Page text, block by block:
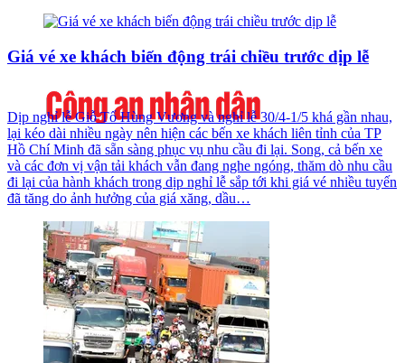
Giá vé xe khách biến động trái chiều trước dịp lễ
Dịp nghỉ lễ Giỗ Tổ Hùng Vương và nghỉ lễ 30/4-1/5 khá gần nhau,
lại kéo dài nhiều ngày nên hiện các bến xe khách liên tỉnh của TP
Hồ Chí Minh đã sẵn sàng phục vụ nhu cầu đi lại. Song, cả bến xe
và các đơn vị vận tải khách vẫn đang nghe ngóng, thăm dò nhu cầu
đi lại của hành khách trong dịp nghỉ lễ sắp tới khi giá vé nhiều tuyến
đã tăng do ảnh hưởng của giá xăng, dầu…